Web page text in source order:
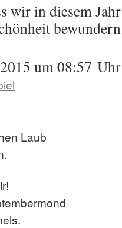
wir in diesem
um 08:57 Uhr
Laub